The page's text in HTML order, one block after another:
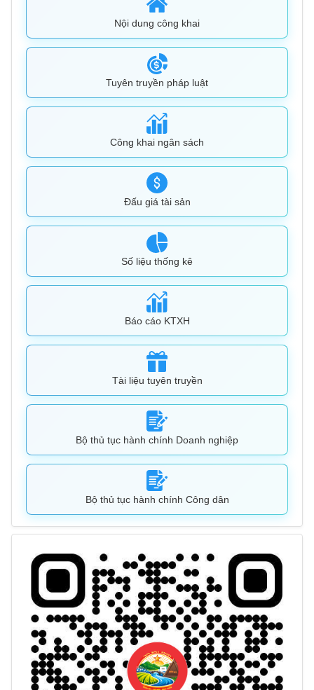
Nội dung công khai
Tuyên truyền pháp luật
Công khai ngân sách
Đấu giá tài sản
Số liệu thống kê
Báo cáo KTXH
Tài liệu tuyên truyền
Bộ thủ tục hành chính Doanh nghiệp
Bộ thủ tục hành chính Công dân